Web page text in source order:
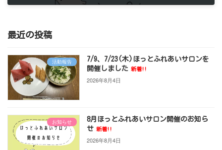
最近の投稿
活動報告
7/9、7/23(木)ほっとふれあいサロンを
開催しました 新着!!
2026年8月4日
お知らせ
8月ほっとふれあいサロン開催のお知ら
せ 新着!!
2026年8月4日